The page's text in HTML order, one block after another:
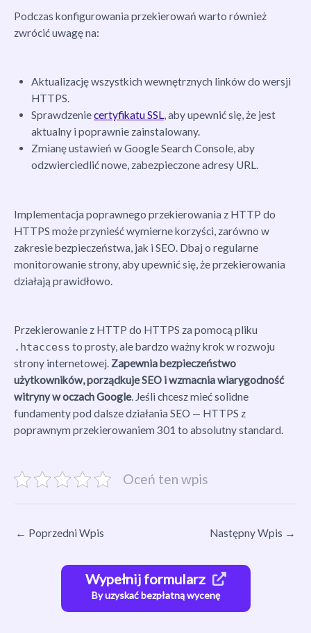
Podczas konfigurowania przekierowań warto również
zwrócić uwagę na:
Aktualizację wszystkich wewnętrznych linków do wersji
HTTPS.
Sprawdzeniecertyfikatu SSL, aby upewnić się, że jest
aktualny i poprawnie zainstalowany.
Zmianę ustawień w Google Search Console, aby
odzwierciedlić nowe, zabezpieczone adresy URL.
Implementacja poprawnego przekierowania z HTTP do
HTTPS może przynieść wymierne korzyści, zarówno w
zakresie bezpieczeństwa, jak i SEO. Dbaj o regularne
monitorowanie strony, aby upewnić się, że przekierowania
działają prawidłowo.
Przekierowanie z HTTP do HTTPS za pomocą pliku
.htaccess to prosty, ale bardzo ważny krok w rozwoju
strony internetowej. Zapewnia bezpieczeństwo
użytkowników, porządkuje SEO i wzmacnia wiarygodność
witryny w oczach Google. Jeśli chcesz mieć solidne
fundamenty pod dalsze działania SEO — HTTPS z
poprawnym przekierowaniem 301 to absolutny standard.
Oceń ten wpis
← Poprzedni Wpis Następny Wpis →
Wypełnij formularz
By uzyskać bezpłatną wycenę